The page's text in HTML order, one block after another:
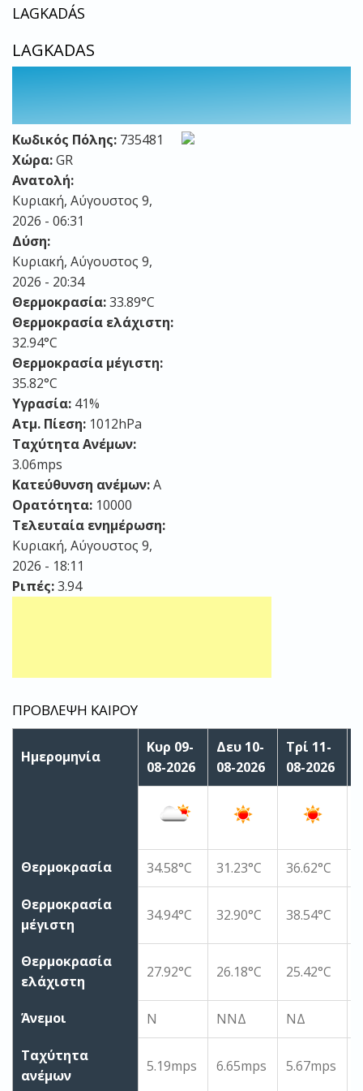
LAGKADÁS
LAGKADAS
Κωδικός Πόλης: 735481
Χώρα:GR
Ανατολή:
Κυριακή, Αύγουστος 9,
2026 - 06:31
Δύση:
Κυριακή, Αύγουστος 9,
2026 - 20:34
Θερμοκρασία:33.89°C
Θερμοκρασία ελάχιστη:
32.94°C
Θερμοκρασία μέγιστη:
35.82°C
Υγρασία: 41%
Ατμ. Πίεση: 1012hPa
Ταχύτητα Ανέμων:
3.06mps
Κατεύθυνση ανέμων:Α
Ορατότητα: 10000
Τελευταία ενημέρωση:
Κυριακή, Αύγουστος 9,
2026 - 18:11
Ριπές:3.94
ΠΡΟΒΛΕΨΗ ΚΑΙΡΟΥ
Ημερομηνία
Κυρ 09-
08-2026
Δευ 10-
08-2026
Τρί 11-
08-2026
Θερμοκρασία 34.58°C 31.23°C 36.62°C
Θερμοκρασία
μέγιστη
34.94°C 32.90°C 38.54°C
Θερμοκρασία
ελάχιστη
27.92°C 26.18°C 25.42°C
Άνεμοι Ν ΝΝΔ ΝΔ
Ταχύτητα
ανέμων
5.19mps 6.65mps 5.67mps